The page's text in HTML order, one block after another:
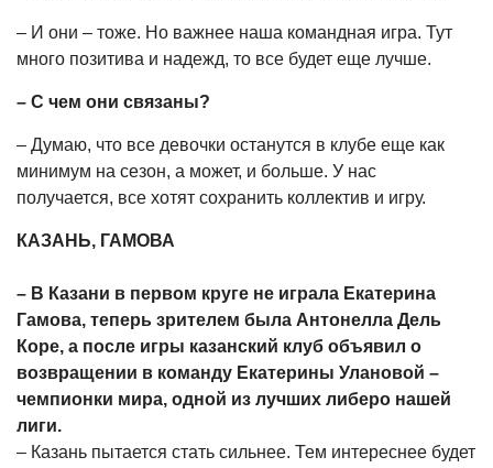
– И они – тоже. Но важнее наша командная игра. Тут
много позитива и надежд, то все будет еще лучше.
– С чем они связаны?
– Думаю, что все девочки останутся в клубе еще как
минимум на сезон, а может, и больше. У нас
получается, все хотят сохранить коллектив и игру.
КАЗАНЬ, ГАМОВА
– В Казани в первом круге не играла Екатерина
Гамова, теперь зрителем была Антонелла Дель
Коре, а после игры казанский клуб объявил о
возвращении в команду Екатерины Улановой –
чемпионки мира, одной из лучших либеро нашей
лиги.
– Казань пытается стать сильнее. Тем интереснее будет